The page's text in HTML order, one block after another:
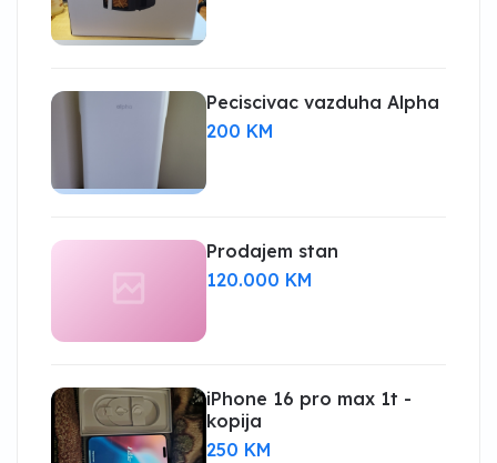
Peciscivac vazduha Alpha
200 KM
Prodajem stan
120.000 KM
iPhone 16 pro max 1t -
kopija
250 KM